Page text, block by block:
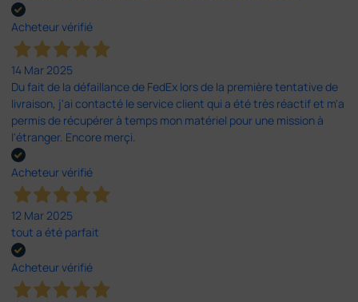
Acheteur vérifié
14 Mar 2025
Du fait de la défaillance de FedEx lors de la première tentative de
livraison, j'ai contacté le service client qui a été très réactif et m'a
permis de récupérer à temps mon matériel pour une mission à
l'étranger. Encore merçi.
Acheteur vérifié
12 Mar 2025
tout a été parfait
Acheteur vérifié